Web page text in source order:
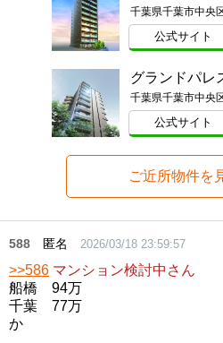
公式サイト
千葉県千葉市中央
公式サイト
ご近所物件を
588 匿名 2026/03/18 23:59:57
>>586 マンション検討中さん
船橋 94万
千葉 77万
か